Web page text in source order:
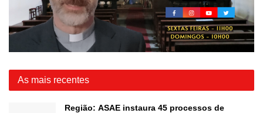
As mais recentes
Região: ASAE instaura 45 processos de